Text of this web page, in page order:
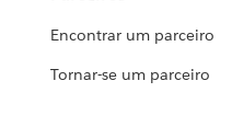
Encontrar um parceiro
Tornar-se um parceiro